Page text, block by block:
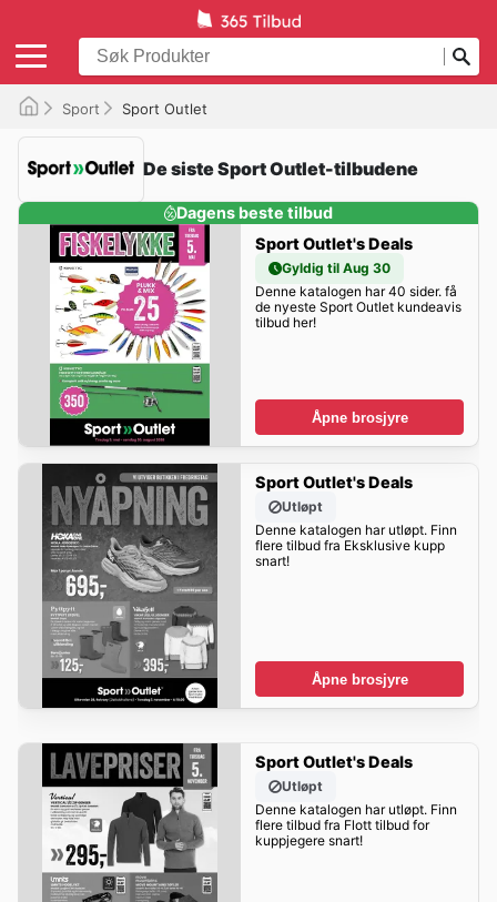
Sport Sport Outlet
De siste Sport Outlet-tilbudene
Dagens beste tilbud
Sport Outlet's Deals
Gyldig til Aug 30
Denne katalogen har 40 sider. få
de nyeste Sport Outlet kundeavis
tilbud her!
Åpne brosjyre
Sport Outlet's Deals
Utløpt
Denne katalogen har utløpt. Finn
flere tilbud fra Eksklusive kupp
snart!
Åpne brosjyre
Sport Outlet's Deals
Utløpt
Denne katalogen har utløpt. Finn
flere tilbud fra Flott tilbud for
kuppjegere snart!